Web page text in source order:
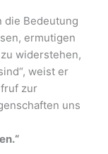
die Bedeutung
ermutigen
widerstehen,
weist er
zur
uns